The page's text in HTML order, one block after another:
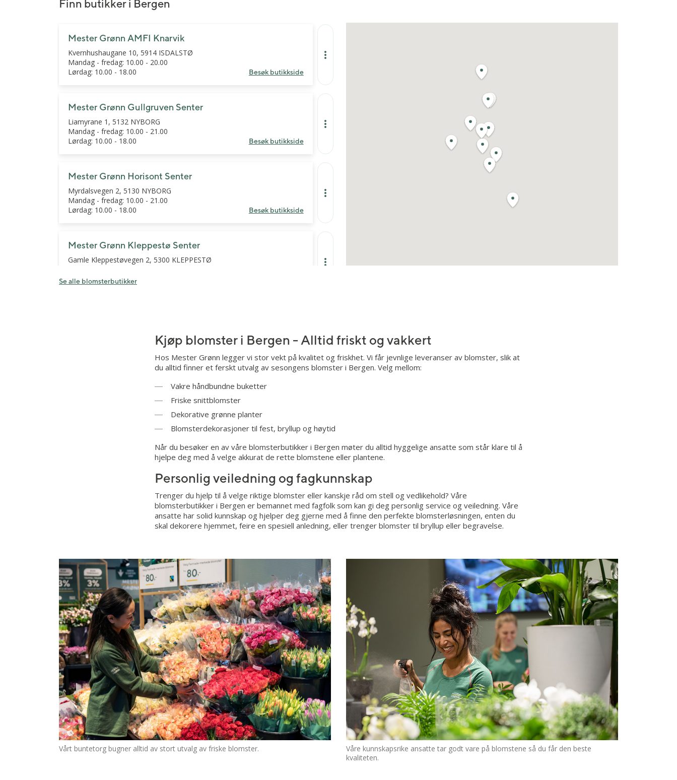
Finn butikker i Bergen
Mester Grønn AMFI Knarvik
Kvernhushaugane 10, 5914 ISDALSTØ
Mandag - fredag: 10.00 - 20.00
Lørdag: 10.00 - 18.00
Besøk butikkside
Mester Grønn Gullgruven Senter
Liamyrane 1, 5132 NYBORG
Mandag - fredag: 10.00 - 21.00
Lørdag: 10.00 - 18.00
Besøk butikkside
Mester Grønn Horisont Senter
Myrdalsvegen 2, 5130 NYBORG
Mandag - fredag: 10.00 - 21.00
Lørdag: 10.00 - 18.00
Besøk butikkside
Mester Grønn Kleppestø Senter
Gamle Kleppestøvegen 2, 5300 KLEPPESTØ
Lørdag: 10.00 - 18.00
Mandag - fredag: 10.00 - 20.00
Besøk butikkside
Sandbrekkevegen 96, 5225 NESTTUN
Besøk butikkside
Mester Grønn Oasen Senter Fyllingsdalen
Mandag - fredag: 10.00 - 21.00
Besøk butikkside
Mester Grønn Thon Senter Lagunen
Mester Grønn Thon Senter Os
Prestegardskogen 2, 5210 OS
Mandag - fredag: 10.00 - 20.00
Lørdag: 10.00 - 18.00
Besøk butikkside
Mester Grønn Thon Senter Sartor
Gjertrudvegen 4-6, 5353 STRAUME
Mandag - fredag: 10.00 - 21.00
Lørdag: 10.00 - 18.00
Besøk butikkside
Mester Grønn Xhibition
Småstrandgaten 3, 5014 BERGEN
Mandag - fredag: 09.00 - 20.00
Se alle blomsterbutikker
Kjøp blomster i Bergen - Alltid friskt og vakkert
Hos Mester Grønn legger vi stor vekt på kvalitet og friskhet. Vi får jevnlige leveranser av blomster, slik at
du alltid finner et ferskt utvalg av sesongens blomster i Bergen. Velg mellom:
Vakre håndbundne buketter
Friske snittblomster
Dekorative grønne planter
Blomsterdekorasjoner til fest, bryllup og høytid
Når du besøker en av våre blomsterbutikker i Bergen møter du alltid hyggelige ansatte som står klare til å
hjelpe deg med å velge akkurat de rette blomstene eller plantene.
Personlig veiledning og fagkunnskap
Trenger du hjelp til å velge riktige blomster eller kanskje råd om stell og vedlikehold? Våre
blomsterbutikker i Bergen er bemannet med fagfolk som kan gi deg personlig service og veiledning. Våre
ansatte har solid kunnskap og hjelper deg gjerne med å finne den perfekte blomsterløsningen, enten du
skal dekorere hjemmet, feire en spesiell anledning, eller trenger blomster til bryllup eller begravelse.
Vårt buntetorg bugner alltid av stort utvalg av friske blomster.
Våre kunnskapsrike ansatte tar godt vare på blomstene så du får den beste
kvaliteten.